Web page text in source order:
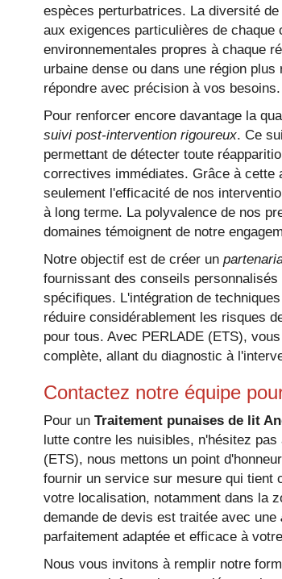
espèces perturbatrices. La diversité
aux exigences particulières de
environnementales propres à chaque
urbaine dense ou dans une région
répondre avec précision à vos besoins.
Pour renforcer encore davantage la
suivi post-intervention rigoureux. Ce
permettant de détecter toute
correctives immédiates. Grâce à cette
seulement l'efficacité de nos
à long terme. La polyvalence de nos
domaines témoignent de notre
Notre objectif est de créer un
fournissant des conseils
spécifiques. L'intégration de
réduire considérablement les risques
pour tous. Avec PERLADE (ETS),
complète, allant du diagnostic à
Contactez notre équipe
Pour un Traitement punaises de lit
lutte contre les nuisibles, n'hésitez
(ETS), nous mettons un point
fournir un service sur mesure qui tient
votre localisation, notamment dans la
demande de devis est traitée avec une
parfaitement adaptée et efficace à
Nous vous invitons à remplir notre